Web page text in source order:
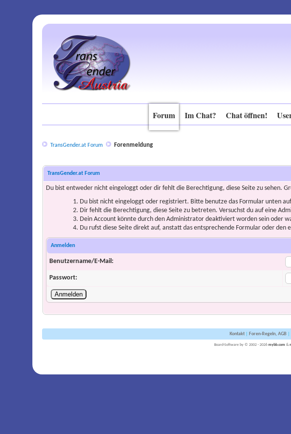
Forum Im Chat? Chat öffnen!
TransGender.at Forum Forenmeldung
TransGender.at Forum
Du bist entweder nicht eingeloggt oder dir fehlt die Berechtigung, diese Seite zu sehen.
Du bist nicht eingeloggt oder registriert. Bitte benutze das Formular unten
Dir fehlt die Berechtigung, diese Seite zu betreten. Versuchst du auf eine
Dein Account könnte durch den Administrator deaktiviert worden sein oder
Du rufst diese Seite direkt auf, anstatt das entsprechende Formular oder den
Anmelden
Benutzername/E-Mail:
Passwort:
Kontakt| Foren-Regeln, AGB|
Board-Software by © 2002 - 2026 mybb.com &